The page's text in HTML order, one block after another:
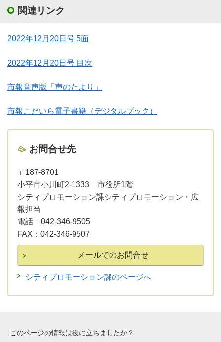
関連リンク
2022年12月20日号 5面
2022年12月20日号 目次
市報音声版「声のたより」
市報こだいら電子書籍（デジタルブック）
お問合せ先
〒187-8701
小平市小川町2-1333 市役所1階
シティプロモーション課シティプロモーション・広
報担当
電話： 042-346-9505
FAX： 042-346-9507
シティプロモーション課のページへ
このページの情報は役に立ちましたか？